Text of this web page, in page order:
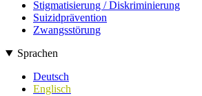
Stigmatisierung / Diskriminierung
Suizidprävention
Zwangsstörung
Sprachen
Deutsch
Englisch